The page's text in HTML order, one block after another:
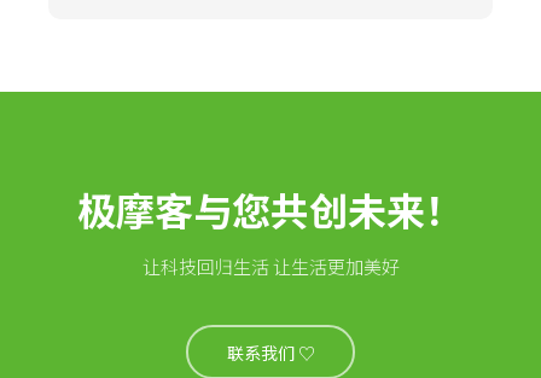
极摩客与您共创未来！
让科技回归生活 让生活更加美好
联系我们 ♡